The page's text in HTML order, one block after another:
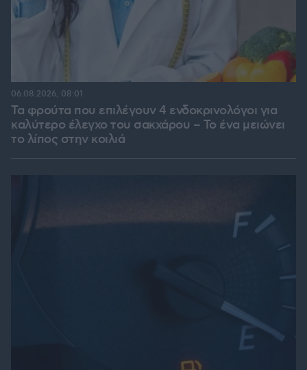
Τα φρούτα που επιλέγουν 4 ενδοκρινολόγοι για
καλύτερο έλεγχο του σακχάρου – Το ένα μειώνει
το λίπος στην κοιλιά
06.08.2026, 08:01